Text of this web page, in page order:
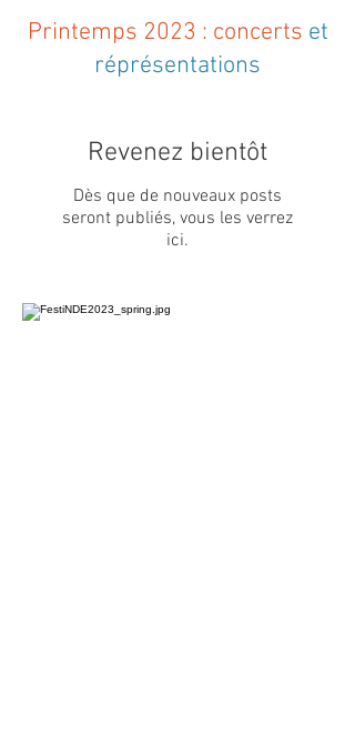
Printemps 2023 : concerts et
réprésentations
Revenez bientôt
Dès que de nouveaux posts
seront publiés, vous les verrez
ici.